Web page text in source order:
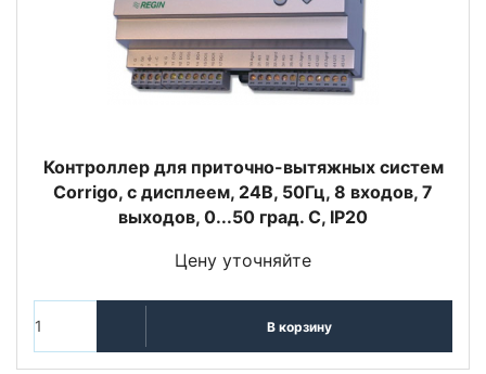
Контроллер для приточно-вытяжных систем
Corrigo, с дисплеем, 24В, 50Гц, 8 входов, 7
выходов, 0...50 град. C, IP20
Цену уточняйте
В корзину